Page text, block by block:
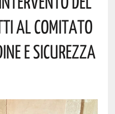
Al Comitato
E Sicurezza